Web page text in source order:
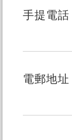
手提電話
電郵地址